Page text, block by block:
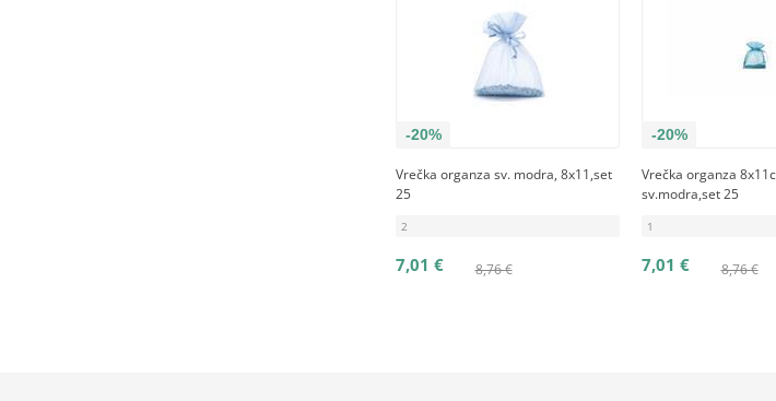
-20%
Vrečka organza sv. modra, 8x11,set
25
2
8,76 €
7,01 €
-20%
Vrečka organza
sv.modra,set 25
1
8,76 €
7,01 €